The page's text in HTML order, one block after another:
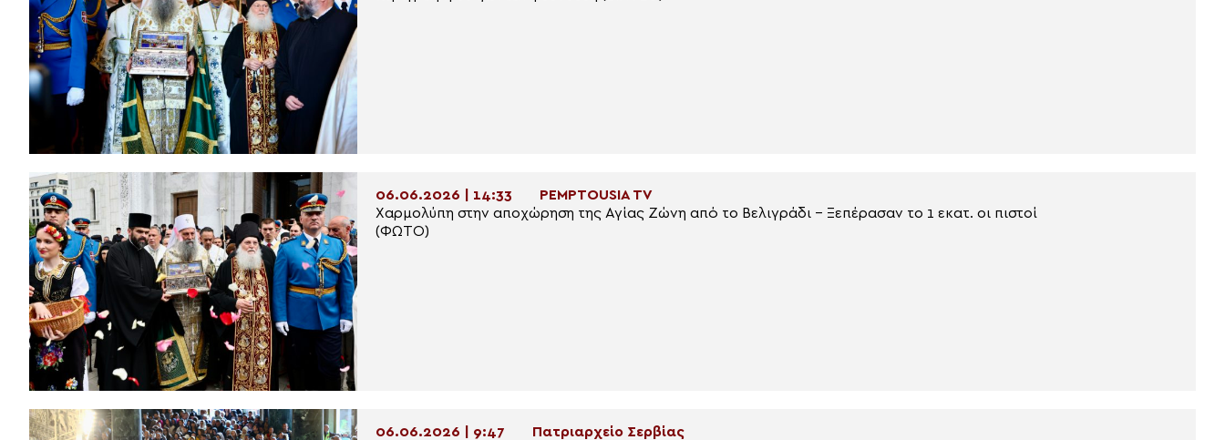
06.06.2026 | 14:33
PEMPTOUSIA TV
Χαρμολύπη στην αποχώρηση της Αγίας Ζώνη από το Βελιγράδι – Ξεπέρασαν το 1 εκατ. οι πιστοί
(ΦΩΤΟ)
06.06.2026 | 9:47
Πατριαρχείο Σερβίας